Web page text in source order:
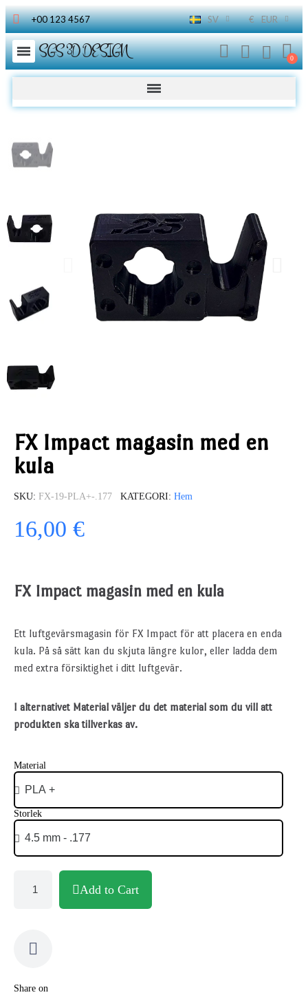
+00 123 4567 SV € EUR
SGS 3D DESIGN
FX Impact magasin med en
kula
SKU FX-19-PLA+-.177 KATEGORI Hem
16,00 €
FX Impact magasin med en kula
Ett luftgevärsmagasin för FX Impact för att placera en enda
kula. På så sätt kan du skjuta längre kulor, eller ladda dem
med extra försiktighet i ditt luftgevär.
I alternativet Material väljer du det material som du vill att
produkten ska tillverkas av.
Material
Storlek
Add to Cart
Share on